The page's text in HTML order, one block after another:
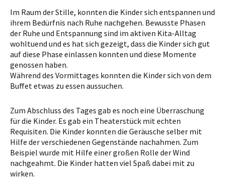
Im Raum der Stille, konnten die Kinder sich entspannen und
ihrem Bedürfnis nach Ruhe nachgehen. Bewusste Phasen
der Ruhe und Entspannung sind im aktiven Kita-Alltag
wohltuend und es hat sich gezeigt, dass die Kinder sich gut
auf diese Phase einlassen konnten und diese Momente
genossen haben.
Während des Vormittages konnten die Kinder sich von dem
Buffet etwas zu essen aussuchen.
Zum Abschluss des Tages gab es noch eine Überraschung
für die Kinder. Es gab ein Theaterstück mit echten
Requisiten. Die Kinder konnten die Geräusche selber mit
Hilfe der verschiedenen Gegenstände nachahmen. Zum
Beispiel wurde mit Hilfe einer großen Rolle der Wind
nachgeahmt. Die Kinder hatten viel Spaß dabei mit zu
wirken.